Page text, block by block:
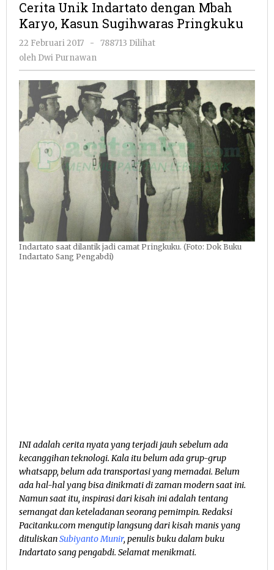
dengan
Mbah
Karyo,
Cerita Unik Indartato dengan Mbah
Karyo, Kasun Sugihwaras Pringkuku
22 Februari 2017
oleh
Dwi
-
788713 Dilihat
oleh Dwi Purnawan
Indartato saat dilantik jadi camat Pringkuku. (Foto: Dok Buku
Indartato Sang Pengabdi)
INI adalah cerita nyata yang terjadi jauh sebelum ada
kecanggihan teknologi. Kala itu belum ada grup-grup
whatsapp, belum ada transportasi yang memadai. Belum
ada hal-hal yang bisa dinikmati di zaman modern saat ini.
Namun saat itu, inspirasi dari kisah ini adalah tentang
semangat dan keteladanan seorang pemimpin. Redaksi
Pacitanku.com mengutip langsung dari kisah manis yang
dituliskanSubiyanto Munir, penulis buku dalam buku
Indartato sang pengabdi. Selamat menikmati.